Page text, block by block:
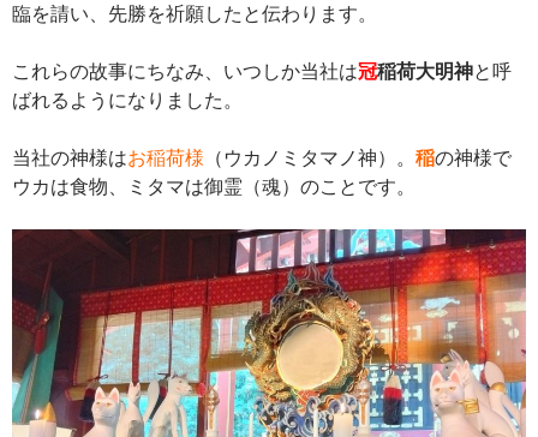
臨を請い、先勝を祈願したと伝わります。
これらの故事にちなみ、いつしか当社は冠稲荷大明神と呼
ばれるようになりました。
当社の神様はお稲荷様 （ウカノミタマノ神）。 稲の神様で
ウカは食物、ミタマは御霊（魂）のことです。